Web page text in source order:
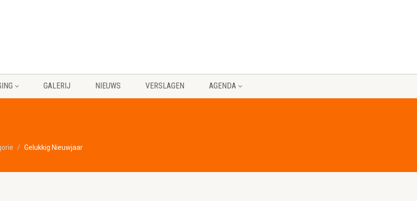
GALERIJ NIEUWS VERSLAGEN AGENDA
Gelukkig Nieuwjaar